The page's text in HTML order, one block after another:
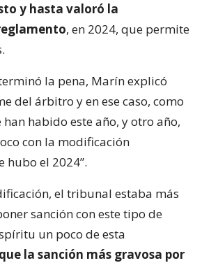
y hasta valoró la
, en 2024, que permite
la pena, Marín explicó
del árbitro y en ese caso, como
habido este año, y otro año,
con la modificación
hubo el 2024”.
el tribunal estaba más
sanción con este tipo de
un poco de esta
la sanción más gravosa por